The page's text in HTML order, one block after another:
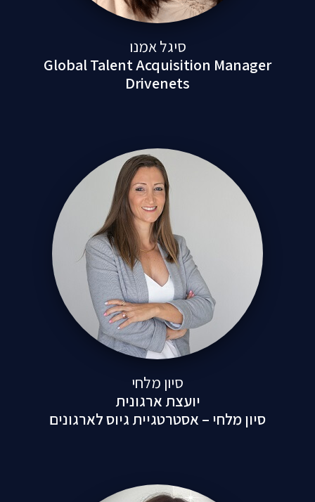
סיגל אמנו
Global Talent Acquisition Manager
Drivenets
סיון מלחי
יועצת ארגונית
סיון מלחי – אסטרטגיית גיוס לארגונים